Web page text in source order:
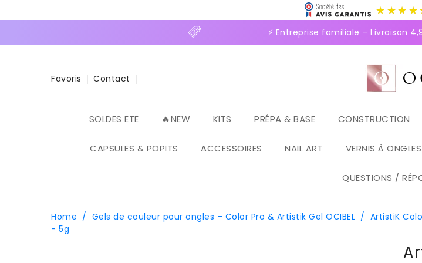
⚡ Entreprise familiale – Livraison 4,95€
Favoris Contact
SOLDES ETE 🔥NEW KITS PRÉPA & BASE CONSTRUCTION
CAPSULES & POPITS ACCESSOIRES NAIL ART VERNIS À ONGLES
QUESTIONS /
Home / Gels de couleur pour ongles – Color Pro & Artistik Gel OCIBEL / ArtistiK
- 5g
PASSER AUX